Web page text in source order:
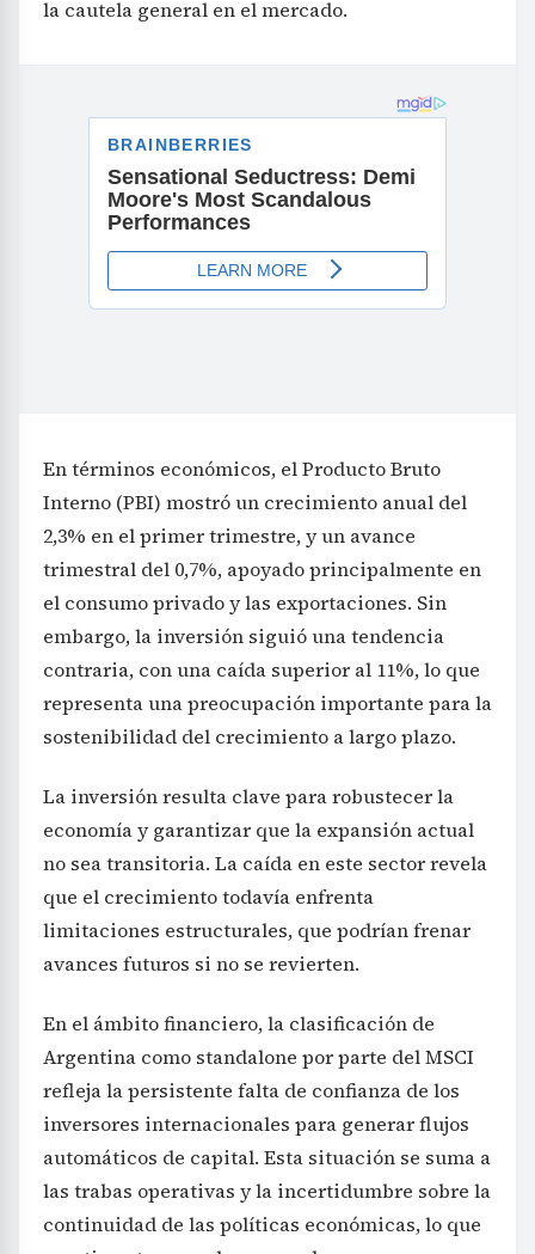
la cautela general en el mercado.
En términos económicos, el Producto Bruto
Interno (PBI) mostró un crecimiento anual del
2,3% en el primer trimestre, y un avance
trimestral del 0,7%, apoyado principalmente en
el consumo privado y las exportaciones. Sin
embargo, la inversión siguió una tendencia
contraria, con una caída superior al 11%, lo que
representa una preocupación importante para la
sostenibilidad del crecimiento a largo plazo.
La inversión resulta clave para robustecer la
economía y garantizar que la expansión actual
no sea transitoria. La caída en este sector revela
que el crecimiento todavía enfrenta
limitaciones estructurales, que podrían frenar
avances futuros si no se revierten.
En el ámbito financiero, la clasificación de
Argentina como standalone por parte del MSCI
refleja la persistente falta de confianza de los
inversores internacionales para generar flujos
automáticos de capital. Esta situación se suma a
las trabas operativas y la incertidumbre sobre la
continuidad de las políticas económicas, lo que